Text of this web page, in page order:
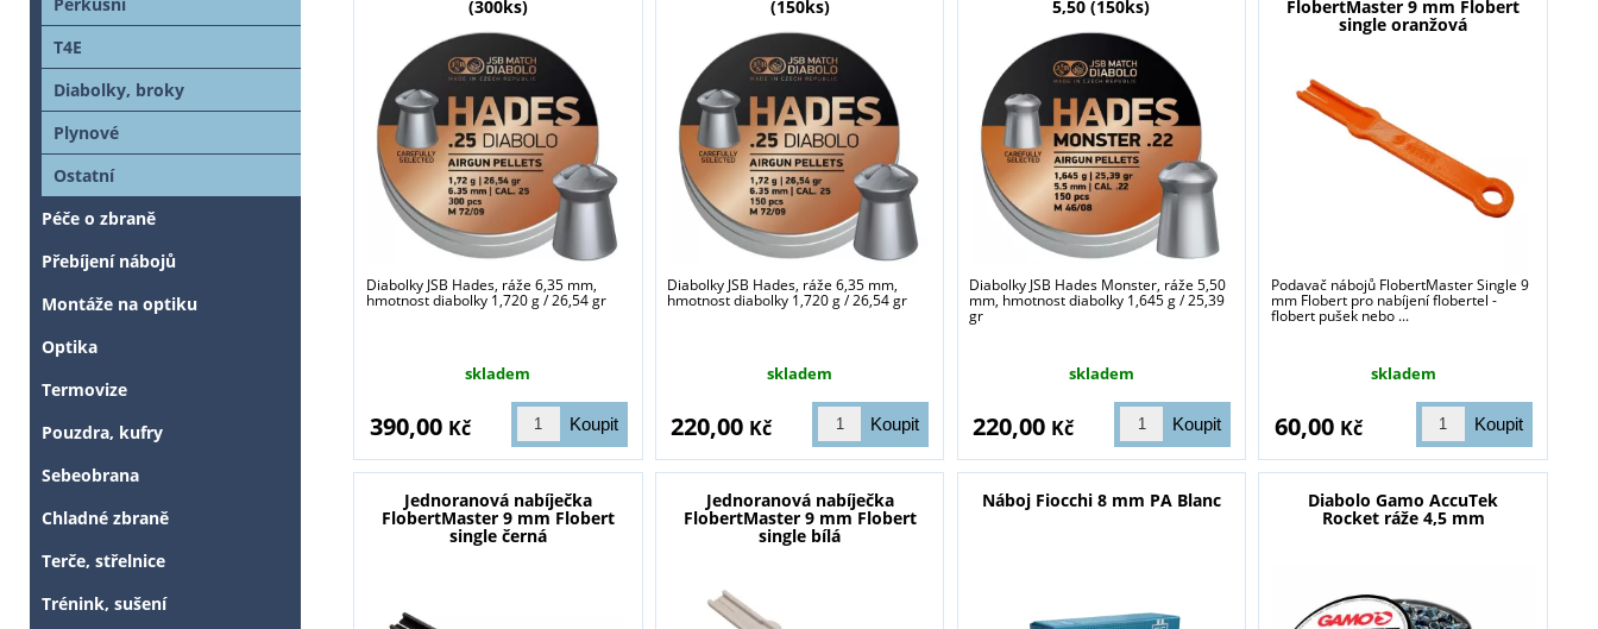
(300ks)
Diabolky JSB Hades, ráže 6,35 mm,
hmotnost diabolky 1,720 g / 26,54 gr
skladem
390,00 Kč
(150ks)
Diabolky JSB Hades, ráže 6,35 mm,
hmotnost diabolky 1,720 g / 26,54 gr
skladem
220,00 Kč
5,50 (150ks)
Diabolky JSB Hades Monster, ráže 5,50
mm, hmotnost diabolky 1,645 g / 25,39
gr
skladem
220,00 Kč
FlobertMaster 9 mm Flobert
single oranžová
Podavač nábojů FlobertMaster Single 9
mm Flobert pro nabíjení flobertel -
flobert pušek nebo ...
skladem
60,00 Kč
Jednoranová nabíječka
FlobertMaster 9 mm Flobert
single černá
Jednoranová nabíječka
FlobertMaster 9 mm Flobert
single bílá
Náboj Fiocchi 8 mm PA Blanc Diabolo Gamo AccuTek
Rocket ráže 4,5 mm
Perkusní
T4E
Diabolky, broky
Plynové
Ostatní
Péče o zbraně
Přebíjení nábojů
Montáže na optiku
Optika
Termovize
Pouzdra, kufry
Sebeobrana
Chladné zbraně
Terče, střelnice
Trénink, sušení